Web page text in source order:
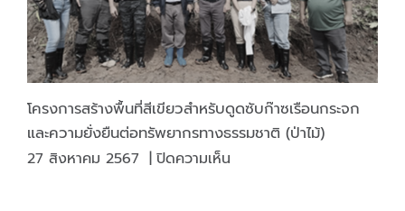
โครงการสร้างพื้นที่สีเขียวสำหรับดูดซับก๊าซเรือนกระจก
และความยั่งยืนต่อทรัพยากรทางธรรมชาติ (ป่าไม้)
27 สิงหาคม 2567 | ปิดความเห็นบน